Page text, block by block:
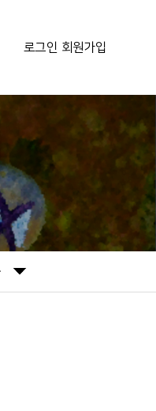
로그인 회원가입